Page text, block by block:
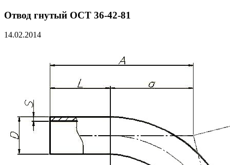
Отвод гнутый ОСТ 36-42-81
14.02.2014